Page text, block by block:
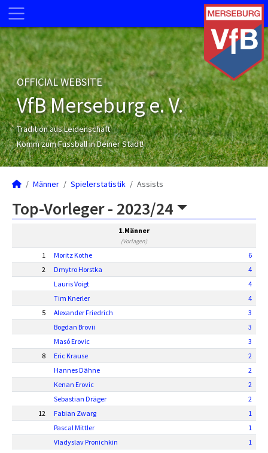
OFFICIAL WEBSITE
VfB Merseburg e. V.
Tradition aus Leidenschaft
Komm zum Fussball in Deiner Stadt!
Männer Spielerstatistik Assists
Top-Vorleger - 2023/24
1.Männer
(Vorlagen)
1 Moritz Kothe
6
2
Dmytro Horstka
4
Lauris Voigt
4
Tim Knerler
4
5
Alexander Friedrich
3
Bogdan Brovii
3
Masó Erovic
3
8
Eric Krause
2
Hannes Dähne
2
Kenan Erovic
2
Sebastian Dräger
2
12
Fabian Zwarg
1
Pascal Mittler
1
Vladyslav Pronichkin
1